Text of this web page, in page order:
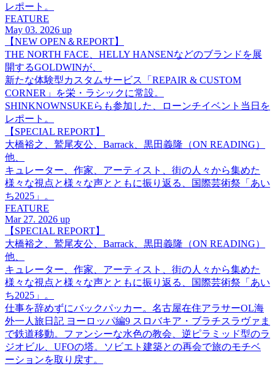
レポート。
FEATURE
May 03. 2026 up
【NEW OPEN＆REPORT】
THE NORTH FACE、HELLY HANSENなどのブランドを展
開するGOLDWINが、
新たな体験型カスタムサービス「REPAIR & CUSTOM
CORNER」を栄・ラシックに常設。
SHINKNOWNSUKEらも参加した、ローンチイベント当日を
レポート。
【SPECIAL REPORT】
大橋裕之、鷲尾友公、Barrack、黒田義隆（ON READING）
他、
キュレーター、作家、アーティスト、街の人々から集めた
様々な視点と様々な声とともに振り返る、国際芸術祭「あい
ち2025」。
FEATURE
Mar 27. 2026 up
【SPECIAL REPORT】
大橋裕之、鷲尾友公、Barrack、黒田義隆（ON READING）
他、
キュレーター、作家、アーティスト、街の人々から集めた
様々な視点と様々な声とともに振り返る、国際芸術祭「あい
ち2025」。
仕事を辞めずにバックパッカー。名古屋在住アラサーOL海
外一人旅日記 ヨーロッパ編9 スロバキア・ブラチスラヴァま
で鉄道移動。ファンシーな水色の教会、逆ピラミッド型のラ
ジオビル、UFOの塔。ソビエト建築との再会で旅のモチベ
ーションを取り戻す。